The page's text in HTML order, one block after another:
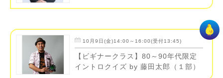
10月9日(金)14:00～16:00(受付13:45)
【ビギナークラス】80～90年代限定
イントロクイズ by 藤田太郎（１部）